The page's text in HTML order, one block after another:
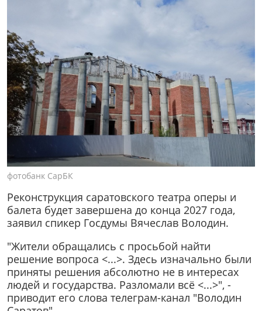
фотобанк СарБК
Реконструкция саратовского театра оперы и
балета будет завершена до конца 2027 года,
заявил спикер Госдумы Вячеслав Володин.
"Жители обращались с просьбой найти
решение вопроса <...>. Здесь изначально были
приняты решения абсолютно не в интересах
людей и государства. Разломали всё <...>", -
приводит его слова телеграм-канал "Володин